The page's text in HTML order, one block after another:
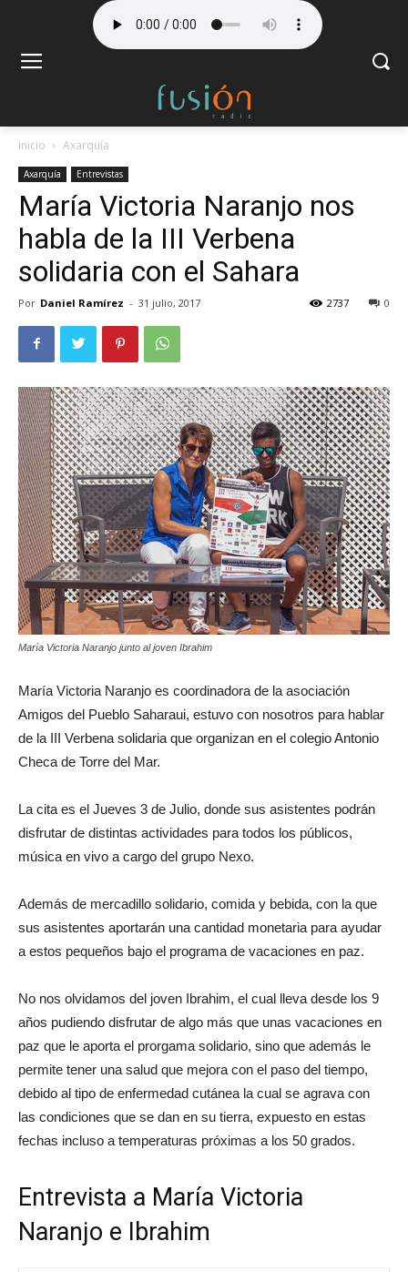
Inicio Axarquía
Axarquía Entrevistas
María Victoria Naranjo nos
habla de la III Verbena
solidaria con el Sahara
Por Daniel Ramírez - 31 julio, 2017 0
2737
María Victoria Naranjo junto al joven Ibrahim
María Victoria Naranjo es coordinadora de la asociación
Amigos del Pueblo Saharaui, estuvo con nosotros para hablar
de la III Verbena solidaria que organizan en el colegio Antonio
Checa de Torre del Mar.
La cita es el Jueves 3 de Julio, donde sus asistentes podrán
disfrutar de distintas actividades para todos los públicos,
música en vivo a cargo del grupo Nexo.
Además de mercadillo solidario, comida y bebida, con la que
sus asistentes aportarán una cantidad monetaria para ayudar
a estos pequeños bajo el programa de vacaciones en paz.
No nos olvidamos del joven Ibrahim, el cual lleva desde los 9
años pudiendo disfrutar de algo más que unas vacaciones en
paz que le aporta el prorgama solidario, sino que además le
permite tener una salud que mejora con el paso del tiempo,
debido al tipo de enfermedad cutánea la cual se agrava con
las condiciones que se dan en su tierra, expuesto en estas
fechas incluso a temperaturas próximas a los 50 grados.
Entrevista a María Victoria
Naranjo e Ibrahim